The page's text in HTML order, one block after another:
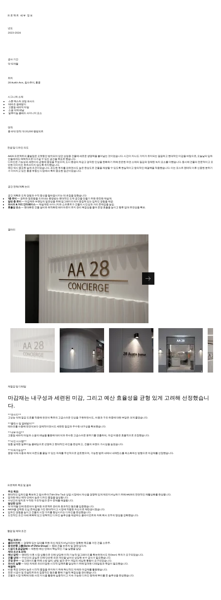
프로젝트 세부 정보
시그니처 소재
스톤 텍스처 코팅 파사드
테라조 걸레받이
고품질 세라믹 타일
소결 석재 패널
알루미늄 클래드 사이니지 요소
공사 기간
약 12개월
위치
28 Austin Ave., 침사추이, 홍콩
​면적
총 바닥 면적: 약 20,000 평방피트
년도
2023-2024
컨셉 및 디자인 의도
AA28 프로젝트의 출발점은 오랫동안 방치되어 있던 상업용 건물에 새로운 생명력을 불어넣는 것이었습니다. 시간이 지나도 가치가 유지되는 깔끔하고 현대적인 미감을 바탕으로, 오늘날의 임차
인들에게도 매력적으로 다가갈 수 있는 공간을 목표로 했습니다.
디자인은 기능성과 세련미의 균형에 중점을 두었으며, 도시 환경의 차갑고 경직된 인상을 완화하기 위해 은은한 자연 소재의 질감과 정제된 녹지 요소를 더했습니다. 동시에 건물의 전문적이고 모
던한 이미지는 흐트러지지 않도록 유지했습니다.
예산 역시 중요한 설계 조건이었습니다. 과도한 투자를 피하면서도 높은 완성도로 건물을 재생할 수 있도록 현실적이고 창의적인 해결책을 적용했습니다. 이는 포스트 팬데믹 이후 신중한 분위기
가 이어지고 있는 홍콩 부동산 시장에서 특히 중요한 접근이었습니다.
공간 전략/계획 논리
공간 계획은 도착 경험과 수직 동선을 탈바꿈시키는 데 초점을 맞췄습니다:
1층 로비— 권위와 명료함을 드러내는 환영받는 현대적인 도착 공간을 만들기 위한 완전한 재설계.
일반 층 로비— 마감재와 브랜딩의 일관성을 위해 업그레이드되어 응집력 있는 임차인 경험을 제공.
파사드 & 거리 인터페이스— 재설계된 사이니지와 쇼프론트가 건물의 시인성과 거리 존재감을 높임.
효율성 요소— 현대화된 건물 설비와 최적화된 레이아웃이 유지 관리 복잡성을 줄여 운영 효율을 높이고 향후 임대 유연성을 확보.
겔러리
재질감 및 디테일
마감재는 내구성과 세련된 미감, 그리고 예산 효율성을 균형 있게 고려해 선정했습니
다.
**파사드**
고성능 석재 질감 도료를 적용해 천연석 특유의 고급스러운 인상을 구현하면서도, 비용과 구조 하중에 대한 부담은 크게 줄였습니다.
**플린스 및 걸레받이**
테라조를 사용해 천연석보다 경제적이면서도 세련된 질감과 우수한 내구성을 확보했습니다.
**내부 마감**
고품질 세라믹 타일과 소결석 패널을 활용해 대리석과 유사한 고급스러운 분위기를 연출하되, 마감 비용은 효율적으로 조정했습니다.
**사인 시스템**
맞춤 설계한 알루미늄 클래딩으로 선명하고 현대적인 라인을 완성하고, 건물의 브랜드 가시성을 높였습니다.
**지속가능성**
중량 석재 사용과 채석 의존도를 줄일 수 있는 자재를 우선적으로 검토했으며, 가능한 범위 내에서 내재탄소를 최소화하는 방향으로 마감재를 선정했습니다.
협업 및 제약 조건
핵심 파트너:
클라이언트— 경쟁력 있는 임대를 위한 자산 재포지셔닝이라는 명확한 목표를 가진 건물 소유주.
중국은행 그룹(Bank of China Group)— 원래 건물 보유자 및 경매 당사자.
시공사 & 공급업체— 제한된 예산 안에서 핵심적인 기술 실행을 담당.
제약 조건 & 과제:
예산 압박— 팬데믹 이후 시장 상황으로 인해 상당한 미적·기능적 업그레이드를 확보하면서도 린(lean) 투자가 요구되었습니다.
건물 상태— 수년간의 공실로 인해 단순한 외관 개선을 넘어선 상당한 보수 공사가 필요했습니다.
규정 준수— 업그레이드를 위해 소방 설비, 냉방, 법규 준수 개입의 세심한 통합이 요구되었습니다.
파사드 실행— 대안 자재로 프리미엄한 시각적 임팩트를 달성하기 위해 엄격한 디테일링과 목업이 필요했습니다.
해결책:
비용 목표 안에서 높은 시각적 품질을 유지하기 위해 혁신적인 자재와 마감재를 활용했습니다.
전문 시공사 및 컨설턴트와의 집중적인 협조를 통해 기술적 복잡성을 관리했습니다.
건물과 시장 역학에 대한 사전 지식을 활용해 실용적이고 지속 가능한 디자인 원칙에 뿌리를 둔 솔루션을 완성했습니다.
프로젝트 목표 및 결과
주요 목표:
현대적인 임차인을 확보하고 침사추이(Tsim Sha Tsui) 상업 시장에서 자산을 경쟁력 있게 재포지셔닝하기 위해 AA28의 전면적인 재활성화를 완성합니다.
엄격한 예산 제약 안에서 높은 디자인 품질을 달성합니다.
수년간의 방치로 누적된 구조적·법규 준수 문제를 해결합니다.
달성된 성과:
약 12개월 안에 완료되어 철저한 프로젝트 관리와 효과적인 협조를 입증했습니다.
AA28을 강력한 도심 존재감을 가진 현대적이고 시장에 적합한 자산으로 재탄생시켰습니다.
임차인 경험을 높이고 건물의 시장 가치를 향상시키는 디자인을 완성했습니다.
도전적인 조건 아래 회복력 있고 변혁적인 디자인 솔루션을 제공하는 클라이언트와 저희 회사 모두의 명성을 강화했습니다.